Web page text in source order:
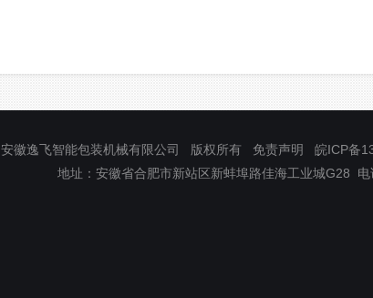
安徽逸飞智能包装机械有限公司 版权所有 免责声明 皖ICP备
地址：安徽省合肥市新站区新蚌埠路佳海工业城G28